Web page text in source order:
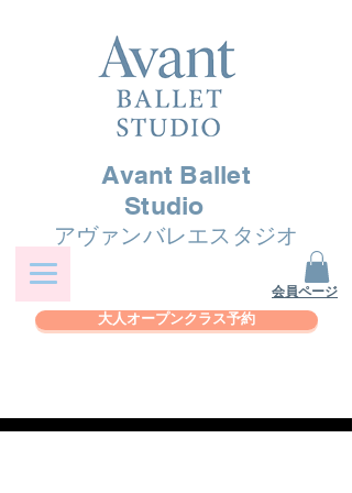
​会員ページ
Avant Ballet
Studio
アヴァンバレエスタジオ
大人オープンクラス予約